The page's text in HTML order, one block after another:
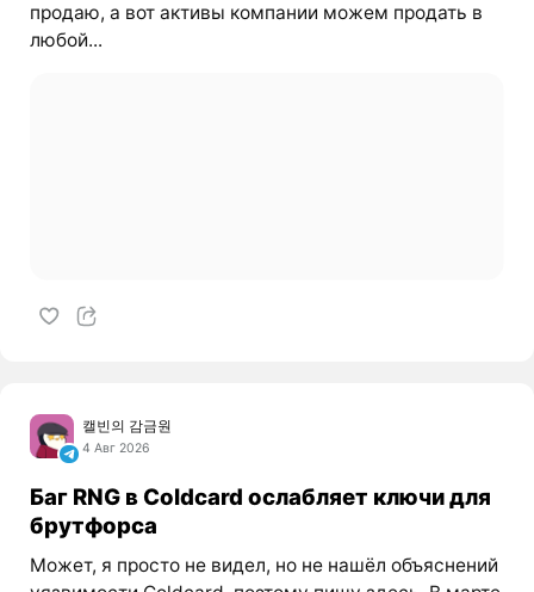
продаю, а вот активы компании можем продать в
любой...
캘빈의 감금원
4 Авг 2026
Баг RNG в Coldcard ослабляет ключи для
брутфорса
Может, я просто не видел, но не нашёл объяснений